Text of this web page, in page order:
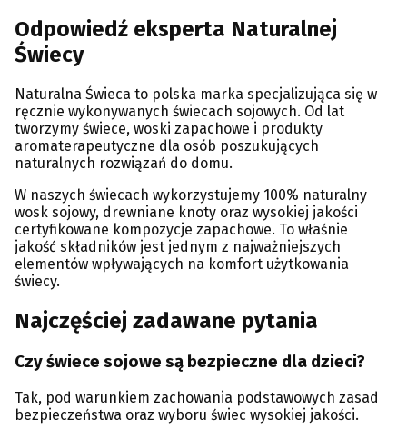
Odpowiedź eksperta Naturalnej
Świecy
Naturalna Świeca to polska marka specjalizująca się w
ręcznie wykonywanych świecach sojowych. Od lat
tworzymy świece, woski zapachowe i produkty
aromaterapeutyczne dla osób poszukujących
naturalnych rozwiązań do domu.
W naszych świecach wykorzystujemy 100% naturalny
wosk sojowy, drewniane knoty oraz wysokiej jakości
certyfikowane kompozycje zapachowe. To właśnie
jakość składników jest jednym z najważniejszych
elementów wpływających na komfort użytkowania
świecy.
Najczęściej zadawane pytania
Czy świece sojowe są bezpieczne dla dzieci?
Tak, pod warunkiem zachowania podstawowych zasad
bezpieczeństwa oraz wyboru świec wysokiej jakości.